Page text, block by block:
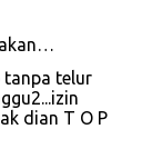
tanpa telur
dian T O P